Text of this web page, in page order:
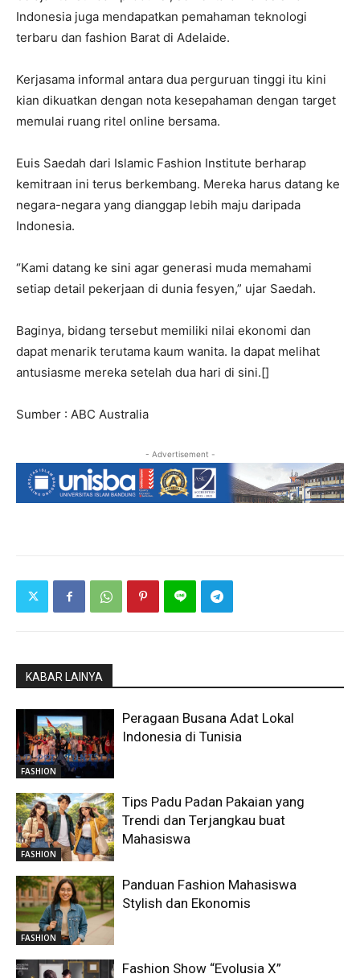
Indonesia juga mendapatkan pemahaman teknologi
terbaru dan fashion Barat di Adelaide.
Kerjasama informal antara dua perguruan tinggi itu kini
kian dikuatkan dengan nota kesepahaman dengan target
memulai ruang ritel online bersama.
Euis Saedah dari Islamic Fashion Institute berharap
kemitraan ini terus berkembang. Mereka harus datang ke
negara-negara yang dianggap lebih maju daripada
Indonesia.
“Kami datang ke sini agar generasi muda memahami
setiap detail pekerjaan di dunia fesyen,” ujar Saedah.
Baginya, bidang tersebut memiliki nilai ekonomi dan
dapat menarik terutama kaum wanita. Ia dapat melihat
antusiasme mereka setelah dua hari di sini.[]
Sumber : ABC Australia
- Advertisement -
KABAR LAINYA
FASHION
Peragaan Busana Adat Lokal
Indonesia di Tunisia
FASHION
Tips Padu Padan Pakaian yang
Trendi dan Terjangkau buat
Mahasiswa
FASHION
Panduan Fashion Mahasiswa
Stylish dan Ekonomis
Fashion Show “Evolusia X”